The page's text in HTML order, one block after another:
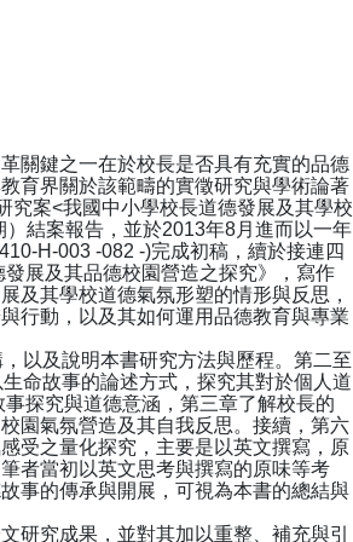
鍵之一在於校長是否具有充實的品德
育界關於該範疇的實徵研究與學術論著
究案<我國中小學校長道德發展及其學校
結案報告，並於2013年8月進而以一年
H-003 -082 -)完成初稿，續於接連四
展及其品德校園營造之探究》，寫作
及其學校道德氣氛形塑的情形與反思，
行動，以及其如何運用品德教育與專業
及說明本書研究方法與歷程。第二至
命故事的論述方式，探究其對於個人道
探究與道德意涵，第三章了解校長的
園氣氛營造及其自我反思。接續，第六
受之量化探究，主要是以英文撰寫，原
者當初以英文思考與撰寫的原味等考
事的傳承與開展，可視為本書的總結與
究成果，並對其加以重整、補充與引